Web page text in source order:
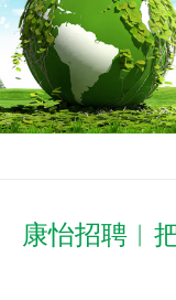
联系我们
急诊科（1楼东北侧）
超声科（2楼东北侧）
体检科（1楼中厅）
检验科（2楼中厅）
中医肾病专家
中医科专家
医学影像科专家
手麻科专家
血液净化中心设备
超声科设备
妇产科设备
内科设备
专题专栏
公益活动
康怡招聘︱